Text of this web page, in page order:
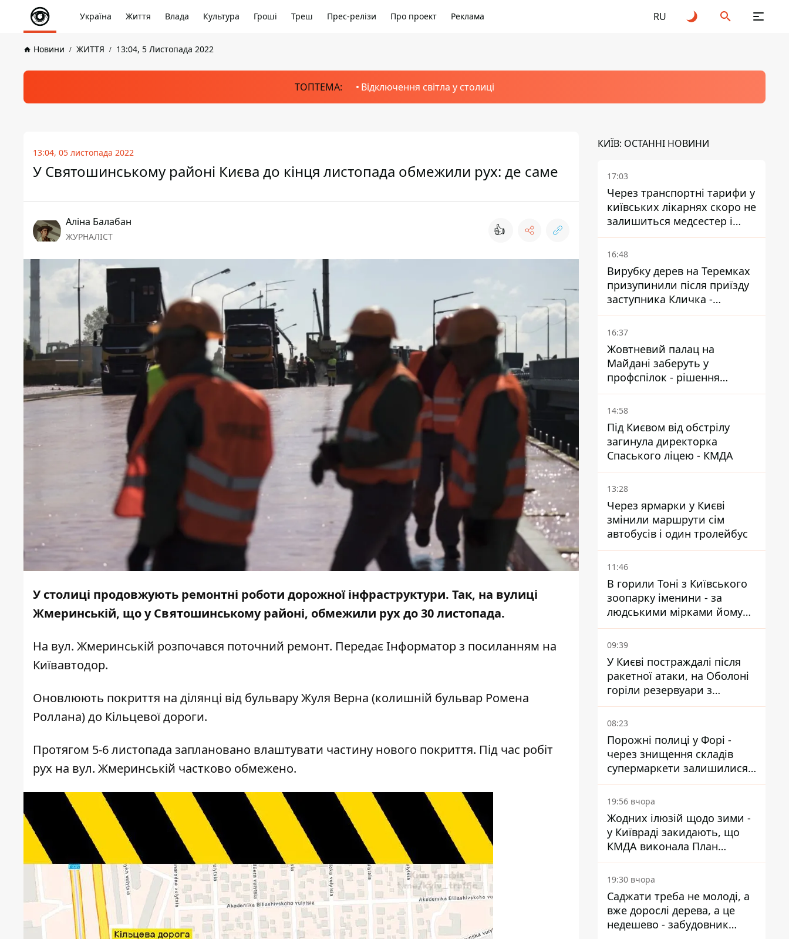
Україна Життя Влада Культура Гроші Треш Прес-релізи Про проект Реклама RU
Новини ЖИТТЯ 13:04, 5 Листопада 2022
ТОПТЕМА: Відключення світла у столиці
13:04, 05 листопада 2022
У Святошинському районі Києва до кінця листопада обмежили рух: де саме
Аліна Балабан
ЖУРНАЛІСТ 👍
У столиці продовжують ремонтні роботи дорожної інфраструктури. Так, на вулиці
Жмеринській, що у Святошинському районі, обмежили рух до 30 листопада.
На вул. Жмеринській розпочався поточний ремонт. Передає Інформаторз посиланням на
Київавтодор.
Оновлюють покриття на ділянці від бульвару Жуля Верна (колишній бульвар Ромена
Роллана) до Кільцевої дороги.
Протягом 5-6 листопада заплановано влаштувати частину нового покриття. Під час робіт
рух на вул. Жмеринській частково обмежено.
КИЇВ: ОСТАННІ НОВИНИ
17:03
Через транспортні тарифи у
київських лікарнях скоро не
залишиться медсестер і
санітарок - професор
Голубовська
16:48
Вирубку дерев на Теремках
призупинили після приїзду
заступника Кличка -
почався діалог
16:37
Жовтневий палац на
Майдані заберуть у
профспілок - рішення
Господарського суду
14:58
Під Києвом від обстрілу
загинула директорка
Спаського ліцею - КМДА
13:28
Через ярмарки у Києві
змінили маршрути сім
автобусів і один тролейбус
11:46
В горили Тоні з Київського
зоопарку іменини - за
людськими мірками йому
вже понад 90 років
09:39
У Києві постраждалі після
ракетної атаки, на Оболоні
горіли резервуари з
паливом
08:23
Порожні полиці у Форі -
через знищення складів
супермаркети залишилися
без асортименту
19:56 вчора
Жодних ілюзій щодо зими -
у Київраді закидають, що
КМДА виконала План
стійкості на 20%
19:30 вчора
Саджати треба не молоді, а
вже дорослі дерева, а це
недешево - забудовник